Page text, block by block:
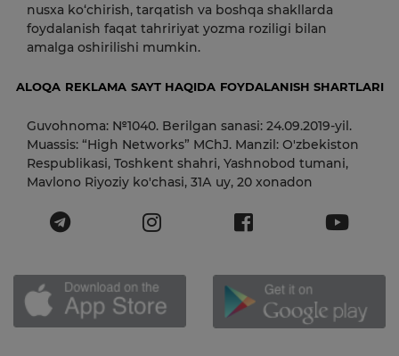
nusxa ko‘chirish, tarqatish va boshqa shakllarda
foydalanish faqat tahririyat yozma roziligi bilan
amalga oshirilishi mumkin.
ALOQA REKLAMA SAYT HAQIDA FOYDALANISH SHARTLARI
Guvohnoma: №1040. Berilgan sanasi: 24.09.2019-yil.
Muassis: “High Networks” MChJ. Manzil: O'zbekiston
Respublikasi, Toshkent shahri, Yashnobod tumani,
Mavlono Riyoziy ko'chasi, 31А uy, 20 xonadon